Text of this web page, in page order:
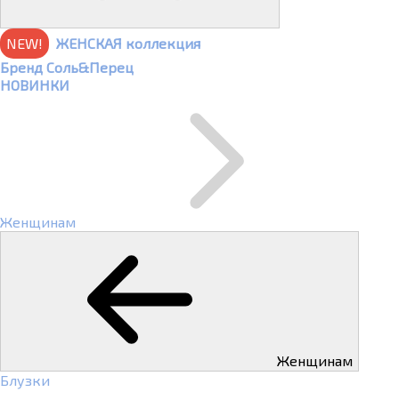
NEW!
ЖЕНСКАЯ коллекция
Бренд Соль&Перец
НОВИНКИ
Женщинам
Женщинам
Блузки